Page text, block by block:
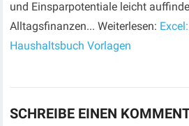
und Einsparpotentiale leicht
Alltagsfinanzen... Weiterlesen:
Haushaltsbuch Vorlagen
SCHREIBE EINEN